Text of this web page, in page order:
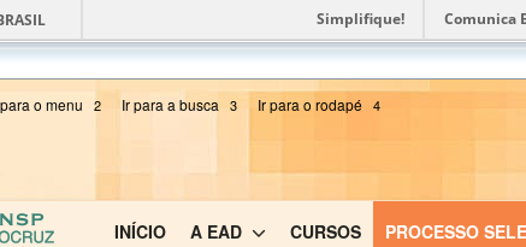
Simplifique! Comunica
o menu 2 Ir para a busca 3 Ir para o rodapé 4
INÍCIO A EAD CURSOS PROCESSO